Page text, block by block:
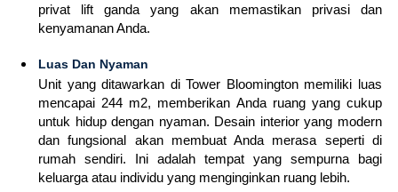
privat lift ganda yang akan memastikan privasi dan
kenyamanan Anda.
Luas Dan Nyaman
Unit yang ditawarkan di Tower Bloomington memiliki luas
mencapai 244 m2, memberikan Anda ruang yang cukup
untuk hidup dengan nyaman. Desain interior yang modern
dan fungsional akan membuat Anda merasa seperti di
rumah sendiri. Ini adalah tempat yang sempurna bagi
keluarga atau individu yang menginginkan ruang lebih.